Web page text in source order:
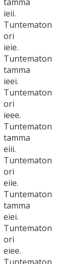
ieii.
Tuntematon
ori
ieie.
Tuntematon
tamma
ieei.
Tuntematon
ori
ieee.
Tuntematon
tamma
eiii.
Tuntematon
ori
eiie.
Tuntematon
tamma
eiei.
Tuntematon
ori
eiee.